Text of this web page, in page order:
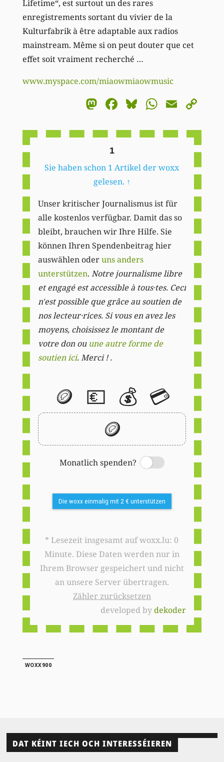
Lifetime“, est surtout un des rares
enregistrements sortant du vivier de la
Kulturfabrik à être adaptable aux radios
mainstream. Même si on peut douter que cet
effet soit vraiment recherché …
www.myspace.com/miaowmiaowmusic
Mastodon
Facebook
BlueskyEmail
1
Sie haben schon 1 Artikel der woxx
gelesen. ↑
Unser kritischer Journalismus ist für
alle kostenlos verfügbar. Damit das so
bleibt, brauchen wir Ihre Hilfe. Sie
können Ihren Spendenbeitrag hier
auswählen oderuns anders
unterstützen. Notre journalisme libre
et engagé est accessible à tous·tes. Ceci
n'est possible que grâce au soutien de
nos lecteur·rices. Si vous en avez les
moyens, choisissez le montant de
votre don ou une autre forme de
soutien ici. Merci ! .
🪙 💶 💰 💳
🪙
Monatlich spenden?
Switch
Die woxx einmalig mit 2 € unterstützen
* Lesezeit insgesamt auf woxx.lu: 0
Minute. Diese Daten werden nur in
Ihrem Browser gespeichert und nicht
an unsere Server übertragen.
Zähler zurücksetzen
developed bydekoder
WOXX900
DAT KÉINT IECH OCH INTERESSÉIEREN